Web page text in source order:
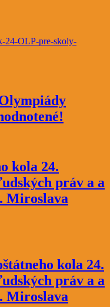
24-OLP-pre-skoly-
kola 24.
práv a a
Miroslava
kola 24.
práv a a
Miroslava